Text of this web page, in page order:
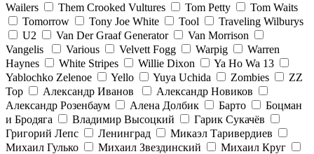
Wailers
Them Crooked Vultures Tom Petty
Tom Waits
Tomorrow
Tony Joe White Tool
Traveling Wilburys
U2
Van Der Graaf Generator
Van Morrison
Vangelis
Various Velvett Fogg Warpig
Warren
Haynes
White Stripes Willie Dixon
Ya Ho Wa 13
Yablochko Zelenoe
Yello Yuya Uchida Zombies
ZZ
Top
Александр Иванов
Александр Новиков
Александр Розенбаум
Алена Долбик Барто
Боцман
и Бродяга
Владимир Высоцкий
Гарик Сукачёв
Григорий Лепс
Ленинград
Микаэл Таривердиев
Михаил Гулько
Михаил Звездинский
Михаил Круг